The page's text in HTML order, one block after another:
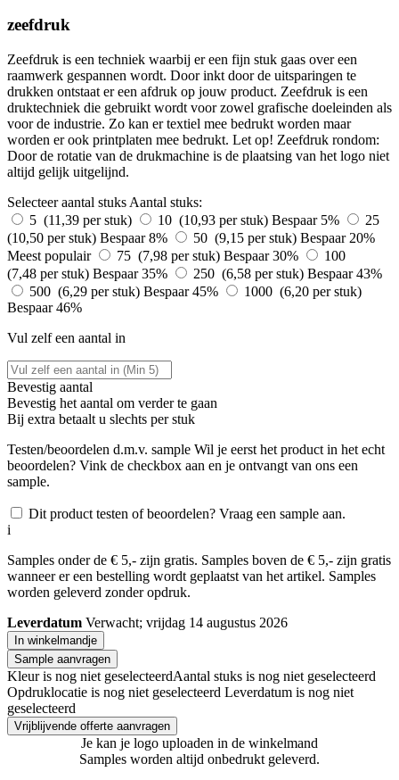
zeefdruk
Zeefdruk is een techniek waarbij er een fijn stuk gaas over een
raamwerk gespannen wordt. Door inkt door de uitsparingen te
drukken ontstaat er een afdruk op jouw product. Zeefdruk is een
druktechniek die gebruikt wordt voor zowel grafische doeleinden als
voor de industrie. Zo kan er textiel mee bedrukt worden maar
worden er ook printplaten mee bedrukt. Let op! Zeefdruk rondom:
Door de rotatie van de drukmachine is de plaatsing van het logo niet
altijd gelijk uitgelijnd.
Selecteer aantal stuks Aantal stuks:
5 (11,39 per stuk)
10 (10,93 per stuk) Bespaar 5%
25
(10,50 per stuk) Bespaar 8% 50 (9,15 per stuk) Bespaar 20%
Meest populair
75 (7,98 per stuk) Bespaar 30%
100
(7,48 per stuk) Bespaar 35% 250 (6,58 per stuk) Bespaar 43%
500 (6,29 per stuk) Bespaar 45%
1000 (6,20 per stuk)
Bespaar 46%
Vul zelf een aantal in
Bevestig aantal
Bevestig het aantal om verder te gaan
Bij extra betaalt u slechts per stuk
Testen/beoordelen d.m.v. sample Wil je eerst het product in het echt
beoordelen? Vink de checkbox aan en je ontvangt van ons een
sample.
Dit product testen of beoordelen? Vraag een sample aan.
i
Samples onder de € 5,- zijn gratis. Samples boven de € 5,- zijn gratis
wanneer er een bestelling wordt geplaatst van het artikel. Samples
worden geleverd zonder opdruk.
Leverdatum Verwacht; vrijdag 14 augustus 2026
In winkelmandje
Sample aanvragen
Kleur is nog niet geselecteerdAantal stuks is nog niet geselecteerd
Opdruklocatie is nog niet geselecteerd Leverdatum is nog niet
geselecteerd
Vrijblijvende offerte aanvragen
Je kan je logo uploaden in de winkelmand
Samples worden altijd onbedrukt geleverd.